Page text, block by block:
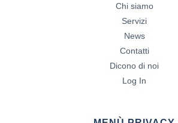
Chi siamo
Servizi
News
Contatti
Dicono di noi
Log In